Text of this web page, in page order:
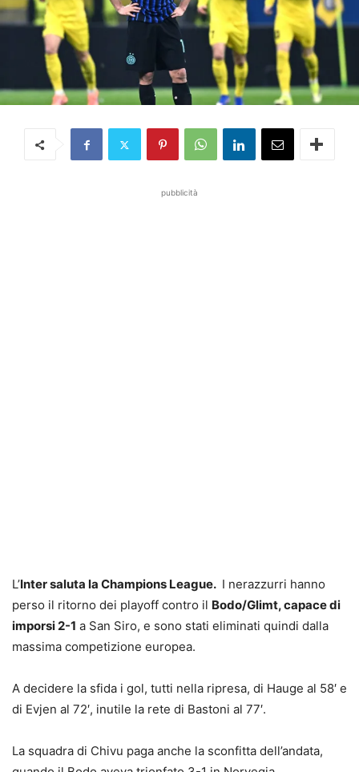
pubblicità
L’Inter saluta la Champions League. I nerazzurri hanno
perso il ritorno dei playoff contro il Bodo/Glimt, capace di
imporsi 2-1 a San Siro, e sono stati eliminati quindi dalla
massima competizione europea.
A decidere la sfida i gol, tutti nella ripresa, di Hauge al 58′ e
di Evjen al 72′, inutile la rete di Bastoni al 77′.
La squadra di Chivu paga anche la sconfitta dell’andata,